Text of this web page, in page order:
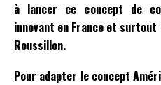
à lancer ce concept de
innovant en France et surtout
Roussillon.
Pour adapter le concept